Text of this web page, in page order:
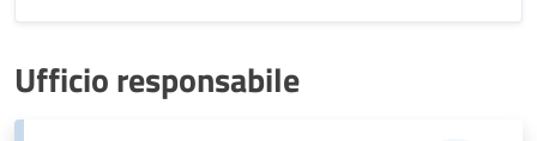
Ufficio responsabile